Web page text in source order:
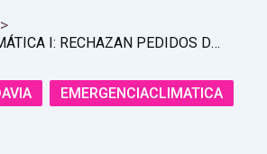
EMERGENCIA CLIMÁTICA I: RECHAZAN PEDIDOS DE DOMICILIARIA
EMERGENCIACLIMATICA